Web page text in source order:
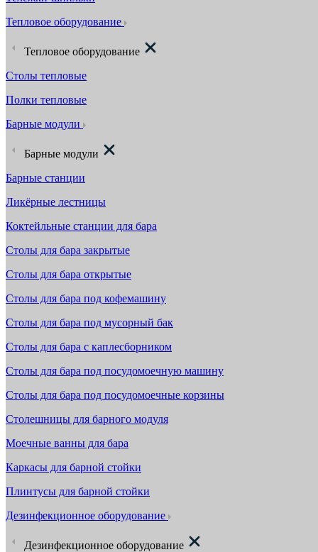
Тепловое оборудование
Тепловое оборудование
Столы тепловые
Полки тепловые
Барные модули
Барные модули
Барные станции
Ликёрные лестницы
Коктейльные станции для бара
Столы для бара закрытые
Столы для бара открытые
Столы для бара под кофемашину
Столы для бара под мусорный бак
Столы для бара с каплесборником
Столы для бара под посудомоечную машину
Столы для бара под посудомоечные корзины
Столешницы для барного модуля
Моечные ванны для бара
Каркасы для барной стойки
Плинтусы для барной стойки
Дезинфекционное оборудование
Дезинфекционное оборудование